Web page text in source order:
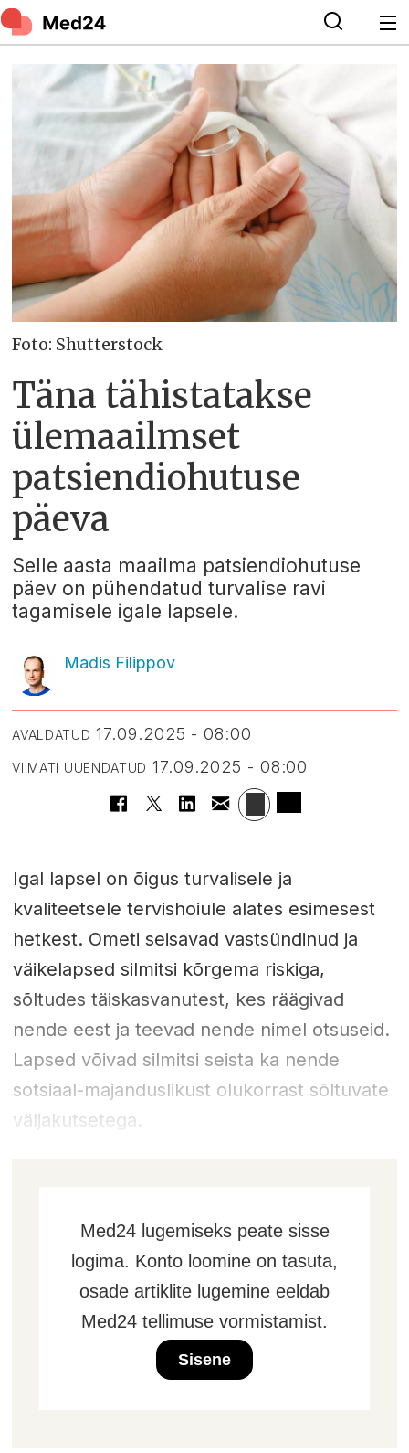
Foto: Shutterstock
Täna tähistatakse
ülemaailmset
patsiendiohutuse
päeva
Selle aasta maailma patsiendiohutuse
päev on pühendatud turvalise ravi
tagamisele igale lapsele.
Madis Filippov
AVALDATUD 17.09.2025 - 08:00
VIIMATI UUENDATUD 17.09.2025 - 08:00
Igal lapsel on õigus turvalisele ja
kvaliteetsele tervishoiule alates esimesest
hetkest. Ometi seisavad vastsündinud ja
väikelapsed silmitsi kõrgema riskiga,
sõltudes täiskasvanutest, kes räägivad
nende eest ja teevad nende nimel otsuseid.
Lapsed võivad silmitsi seista ka nende
sotsiaal-majanduslikust olukorrast sõltuvate
väljakutsetega.
Med24 lugemiseks peate sisse
logima. Konto loomine on tasuta,
osade artiklite lugemine eeldab
Med24 tellimuse vormistamist.
Sisene